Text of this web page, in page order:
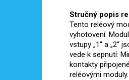
Stručný popis
Tento reléový
vyhotovení.
vstupy „1“ a „2“
vede k sepnutí:
kontakty
reléovými